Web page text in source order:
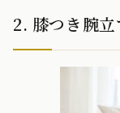
2. 膝つき腕